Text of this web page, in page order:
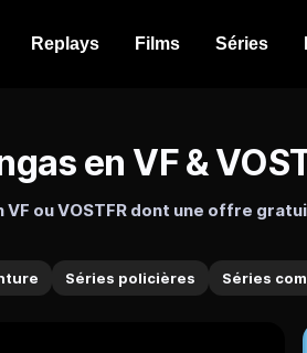
Replays Films Séries
Séries policières Séries
en VF &
VF ou VOSTFR dont une offre
Piece, Demon Slayer, Dragon Ball,